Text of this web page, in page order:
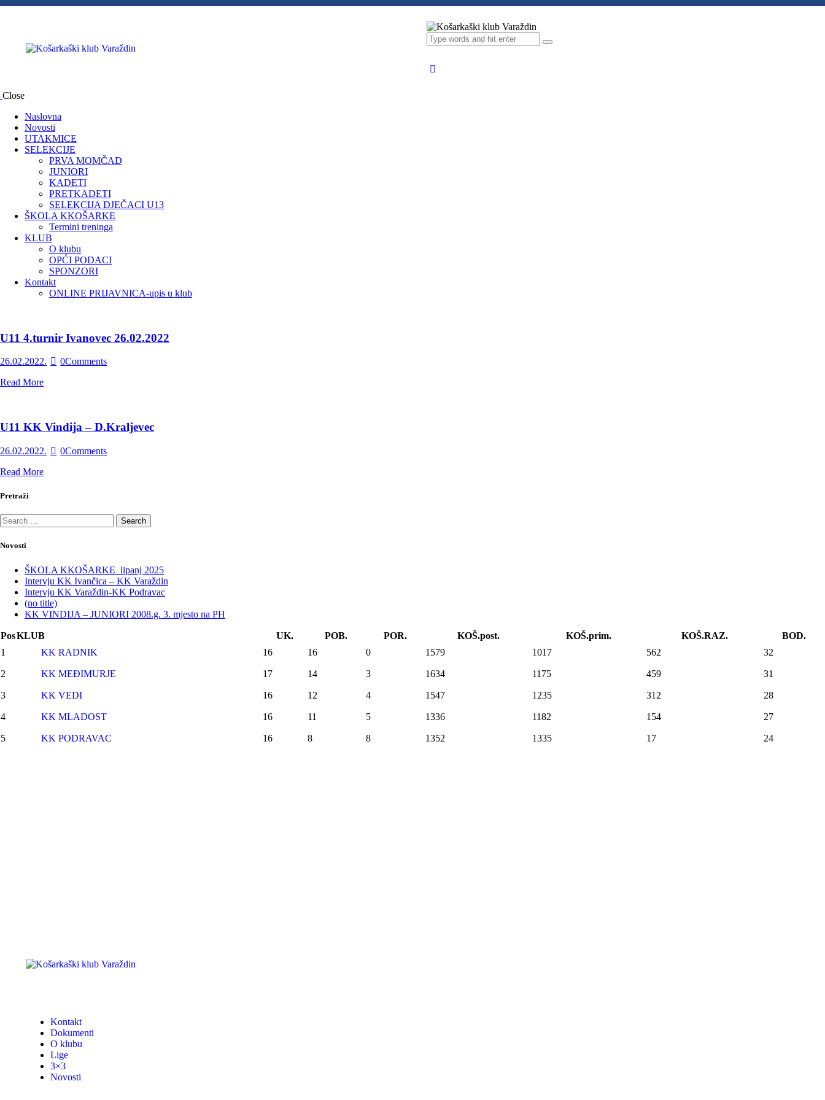
Close
Naslovna
Novosti
UTAKMICE
SELEKCIJE
PRVA MOMČAD
JUNIORI
KADETI
PRETKADETI
SELEKCIJA DJEČACI U13
ŠKOLA KKOŠARKE
Termini treninga
KLUB
O klubu
OPĆI PODACI
SPONZORI
Kontakt
ONLINE PRIJAVNICA-upis u klub
U11 4.turnir Ivanovec 26.02.2022
26.02.2022. 0Comments
Read More
U11 KK Vindija – D.Kraljevec
26.02.2022. 0Comments
Read More
Pretraži
Novosti
ŠKOLA KKOŠARKE_lipanj 2025
Intervju KK Ivančica – KK Varaždin
Intervju KK Varaždin-KK Podravac
(no title)
KK VINDIJA – JUNIORI 2008.g. 3. mjesto na PH
PosKLUB UK. POB. POR. KOŠ.post. KOŠ.prim. KOŠ.RAZ.
BOD.
1
KK RADNIK 16 16 0 1579 1017 562 32
2 KK MEĐIMURJE 17 14 3 1634 1175 459 31
3 KK VEDI 16 12 4 1547 1235 312 28
4 KK MLADOST 16 11 5 1336 1182 154 27
5 KK PODRAVAC 16 8 8 1352 1335 17 24
Kontakt
Dokumenti
O klubu
Lige
3×3
Novosti